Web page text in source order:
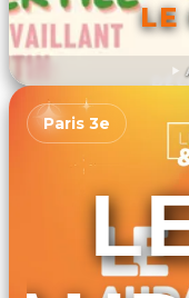
LE
Paris 3e